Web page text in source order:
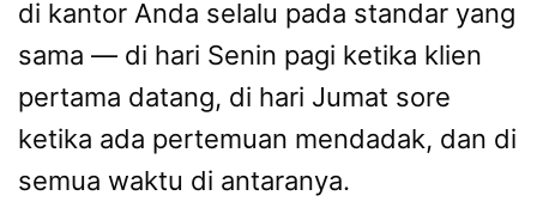
di kantor Anda selalu pada standar yang
sama — di hari Senin pagi ketika klien
pertama datang, di hari Jumat sore
ketika ada pertemuan mendadak, dan di
semua waktu di antaranya.